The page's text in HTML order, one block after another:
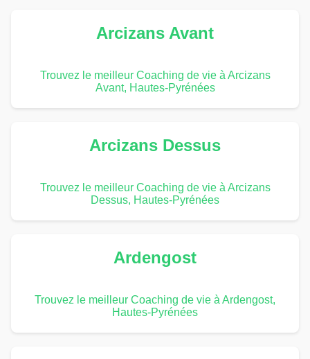
Arcizans Avant
Trouvez le meilleur Coaching de vie à Arcizans
Avant, Hautes-Pyrénées
Arcizans Dessus
Trouvez le meilleur Coaching de vie à Arcizans
Dessus, Hautes-Pyrénées
Ardengost
Trouvez le meilleur Coaching de vie à Ardengost,
Hautes-Pyrénées